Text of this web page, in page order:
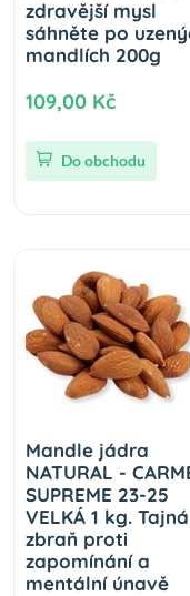
zdravější mysl
sáhněte po
mandlích 200g
109,00 Kč
Do obchodu
Mandle jádra
NATURAL -
SUPREME 23-25
VELKÁ 1 kg. Tajná
zbraň proti
zapomínání a
mentální únavě